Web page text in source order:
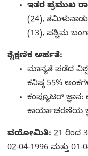
ಇತರ ಪ್ರಮುಖ
(24),
(13), ಪಶ್ಚಿಮ
ಶೈಕ್ಷಣಿಕ ಅರ್ಹತೆ:
ಮಾನ್ಯತೆ ಪಡೆದ
ಕನಿಷ್ಠ 55%
ಕಂಪ್ಯೂಟರ್
ಕಾರ್ಯಾಚರಣೆಯ
ವಯೋಮಿತಿ: 21 ರಿಂದ
02-04-1996 ಮತ್ತು